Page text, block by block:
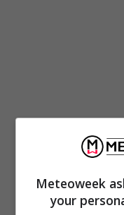
DANNI IN
FRIULI
Meteoweek
your